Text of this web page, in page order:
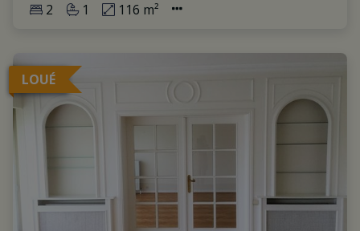
2 1 116 m²
LOUÉ